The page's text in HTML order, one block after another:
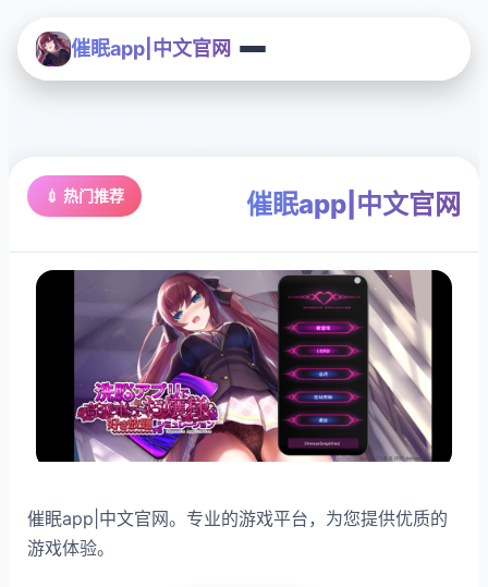
催眠app|中文官网
💉 热门推荐 催眠app|中文官网
催眠app|中文官网。专业的游戏平台，为您提供优质的
游戏体验。